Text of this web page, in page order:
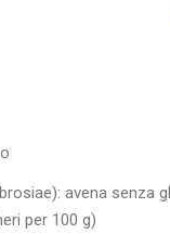
avena
per 100 g)